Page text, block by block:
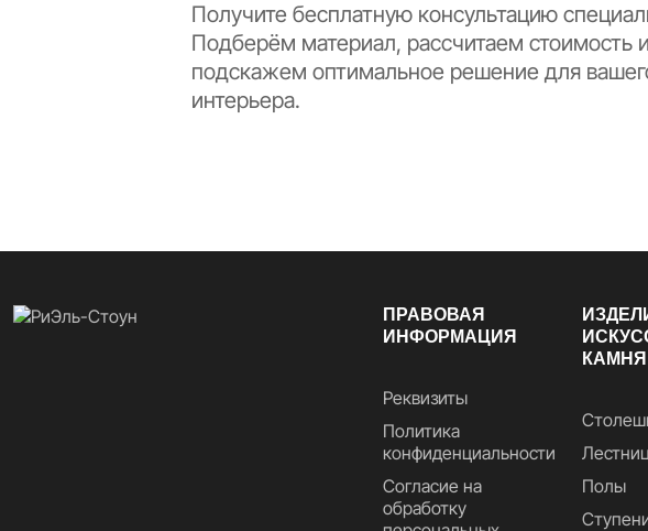
Получите бесплатную консультацию
Подберём материал, рассчитаем стоимость и
подскажем оптимальное решение для
интерьера.
ПРАВОВАЯ
ИНФОРМАЦИЯ
Реквизиты
Политика
конфиденциальности
Согласие на
обработку
КАМНЯ
Полы